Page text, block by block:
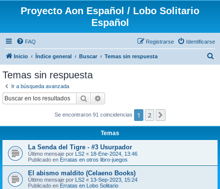
Proyecto Aon Español / Lobo Solitario
Español
FAQ Identificarse
Registrarse
Inicio Índice general Buscar Temas sin respuesta
Temas sin respuesta
Ir a búsqueda avanzada
Buscar
Se encontraron 91 coincidencias 1 2
Temas
La Senda del Tigre - #3 Usurpador
Último mensaje por LS2 « 18-Ene-2024, 13:46
Publicado en Erratas en otros libro-juegos
El abismo maldito (Celaeno Books)
Último mensaje por LS2 « 13-Sep-2023, 15:24
Publicado en Erratas en Lobo Solitario